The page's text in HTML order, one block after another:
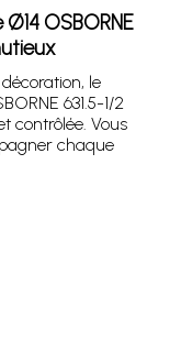
OSBORNE
le
631.5-1/2
contrôlée. Vous
chaque